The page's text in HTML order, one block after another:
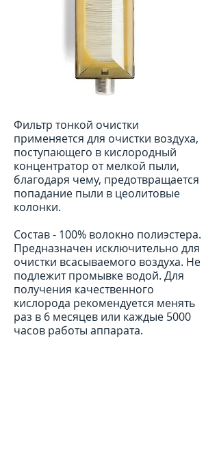
Фильтр тонкой очистки
применяется для очистки воздуха,
поступающего в кислородный
концентратор от мелкой пыли,
благодаря чему, предотвращается
попадание пыли в цеолитовые
колонки.
Состав - 100% волокно полиэстера.
Предназначен исключительно для
очистки всасываемого воздуха. Не
подлежит промывке водой. Для
получения качественного
кислорода рекомендуется менять
раз в 6 месяцев или каждые 5000
часов работы аппарата.